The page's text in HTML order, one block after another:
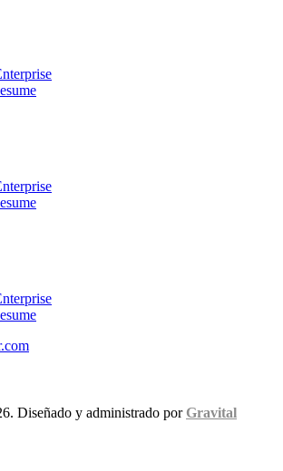
Diseñado y administrado por Gravital